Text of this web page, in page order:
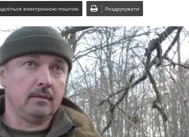
електронною поштою Роздрукувати